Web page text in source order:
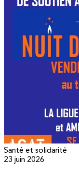
Santé et solidarité
23 juin 2026